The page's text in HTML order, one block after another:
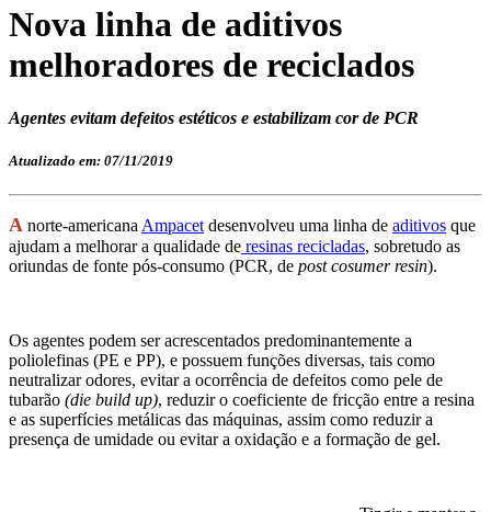
Nova linha de aditivos
melhoradores de reciclados
Agentes evitam defeitos estéticos e estabilizam cor de PCR
Atualizado em: 07/11/2019
A norte-americanaAmpacetdesenvolveu uma linha de aditivos que
ajudam a melhorar a qualidade de resinas recicladas, sobretudo as
oriundas de fonte pós-consumo (PCR, de post cosumer resin).
Os agentes podem ser acrescentados predominantemente a
poliolefinas (PE e PP), e possuem funções diversas, tais como
neutralizar odores, evitar a ocorrência de defeitos como pele de
tubarão (die build up), reduzir o coeficiente de fricção entre a resina
e as superfícies metálicas das máquinas, assim como reduzir a
presença de umidade ou evitar a oxidação e a formação de gel.